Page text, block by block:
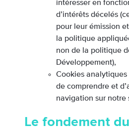
intéresser en
d’intérêts décelés
pour leur émission
la politique
non de la politique
Développement),
Cookies
de comprendre et
navigation sur notre
Le fondement